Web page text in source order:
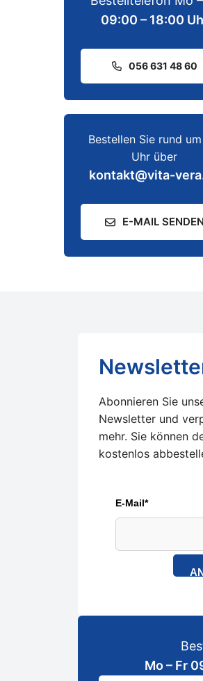
09:00 – 18:00
056 631 48 60
Bestellen Sie rund
Uhr über
kontakt@vita-
E-MAIL SENDEN
Abonnieren Sie
Newsletter und
mehr. Sie können
kostenlos
E-Mail*
Mo – Fr